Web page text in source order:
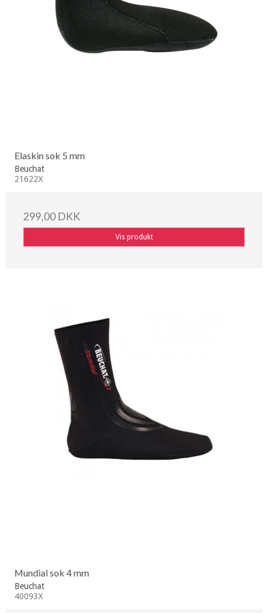
Elaskin sok 5 mm
Beuchat
21622X
299,00 DKK
Vis produkt
Mundial sok 4 mm
Beuchat
40093X